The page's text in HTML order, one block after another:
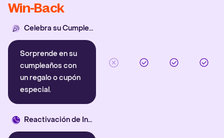
Win-Back
Celebra su Cumpleaños
Sorprende en su
cumpleaños con
un regalo o cupón
especial.
Reactivación de Inactivos